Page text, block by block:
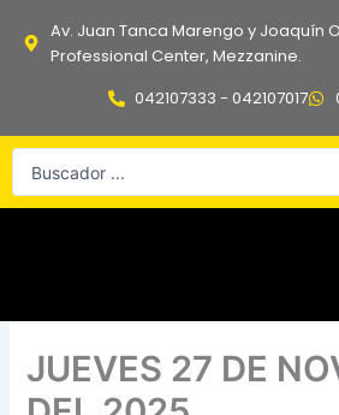
Av. Juan Tanca Marengo y Joaquín
Professional Center, Mezzanine.
042107333 - 042107017
Search
JUEVES 27 DE